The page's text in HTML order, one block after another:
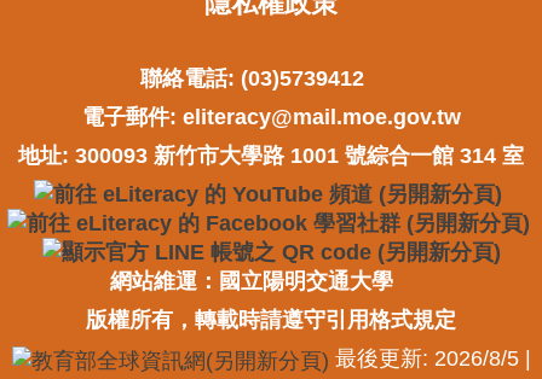
聯絡電話: (03)5739412
電子郵件: eliteracy@mail.moe.gov.tw
地址: 300093 新竹市大學路 1001 號綜合一館 314 室
網站維運：國立陽明交通大學
版權所有，轉載時請遵守引用格式規定
最後更新: 2026/8/5 |